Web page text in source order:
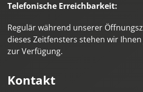
Telefonische Erreichbarkeit:
Regulär während unserer
dieses Zeitfensters stehen wir
zur Verfügung.
Kontakt